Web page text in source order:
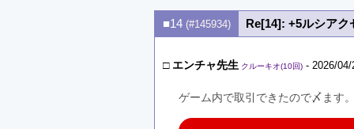
■14 (#145934) Re[14]: +5ルシア
□ エンチャ先生 クルーキオ(10回) - 2026/
ゲーム内で取引できたので〆ます